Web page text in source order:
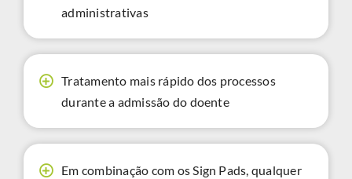
administrativas
Tratamento mais rápido dos processos
durante a admissão do doente
Em combinação com os Sign Pads, qualquer